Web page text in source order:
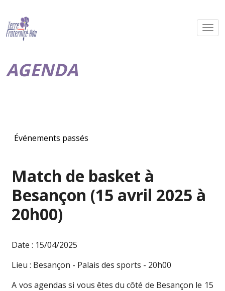
AGENDA
Événements passés
Match de basket à
Besançon (15 avril 2025 à
20h00)
Date : 15/04/2025
Lieu : Besançon - Palais des sports - 20h00
A vos agendas si vous êtes du côté de Besançon le 15